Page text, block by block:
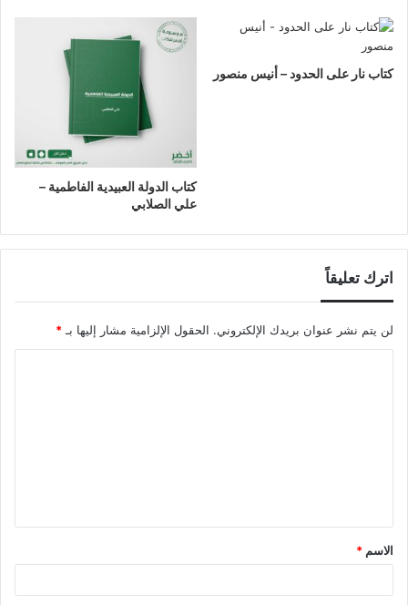
كتاب نار على الحدود – أنيس منصور
كتاب الدولة العبيدية الفاطمية –
علي الصلابي
اترك تعليقاً
لن يتم نشر عنوان بريدك الإلكتروني. الحقول الإلزامية مشار إليها بـ *
ق
*
الاسم *